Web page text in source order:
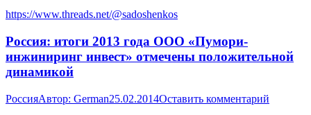
https://www.threads.net/@sadoshenkos
Россия: итоги 2013 года ООО «Пумори-
инжиниринг инвест» отмечены положительной
динамикой
РоссияАвтор: German25.02.2014Оставить комментарий